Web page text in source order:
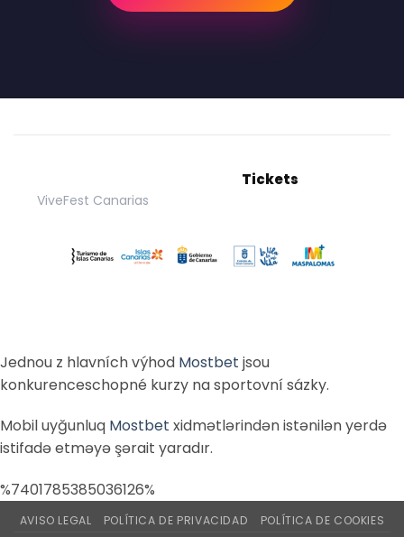
Tickets
ViveFest Canarias
Jednou z hlavních výhod Mostbet jsou
konkurenceschopné kurzy na sportovní sázky.
Mobil uyğunluq Mostbet xidmətlərindən istənilən yerdə
istifadə etməyə şərait yaradır.
%7401785385036126%
AVISO LEGAL POLÍTICA DE PRIVACIDAD POLÍTICA DE COOKIES